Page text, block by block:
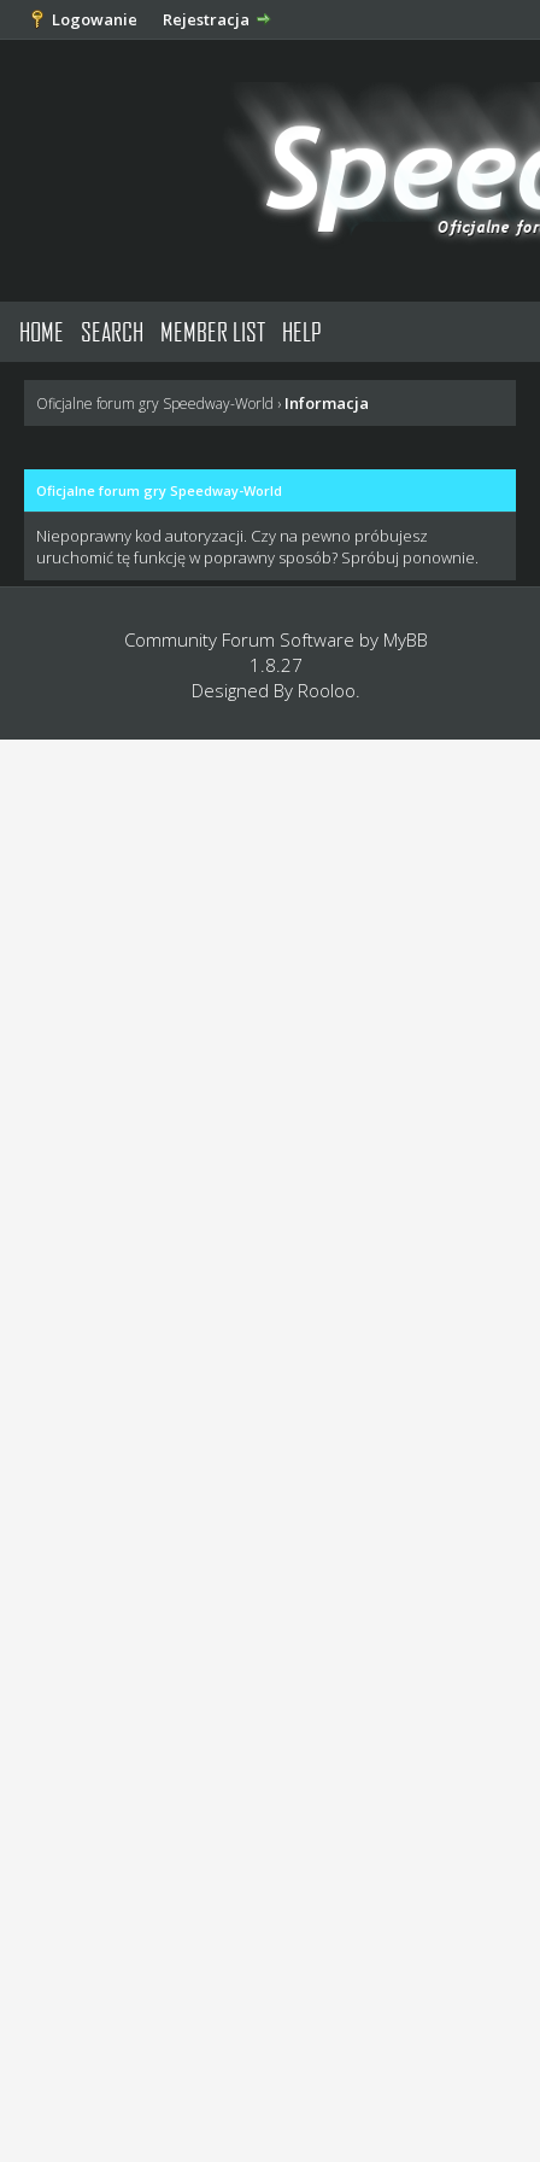
Logowanie Rejestracja
HOME SEARCH MEMBER LIST HELP
Oficjalne forum gry Speedway-World › Informacja
Oficjalne forum gry Speedway-World
Niepoprawny kod autoryzacji. Czy na pewno próbujesz
uruchomić tę funkcję w poprawny sposób? Spróbuj ponownie.
Community Forum Software by MyBB
1.8.27
Designed By Rooloo.